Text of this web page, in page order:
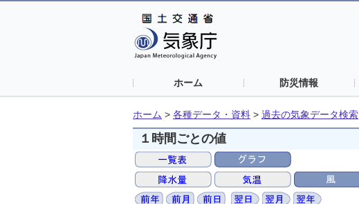
ホーム 防災情報
ホーム > 各種データ・資料 > 過去の気象データ検索
１時間ごとの値